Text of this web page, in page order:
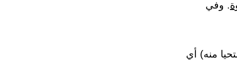
. وفي
منه) أي